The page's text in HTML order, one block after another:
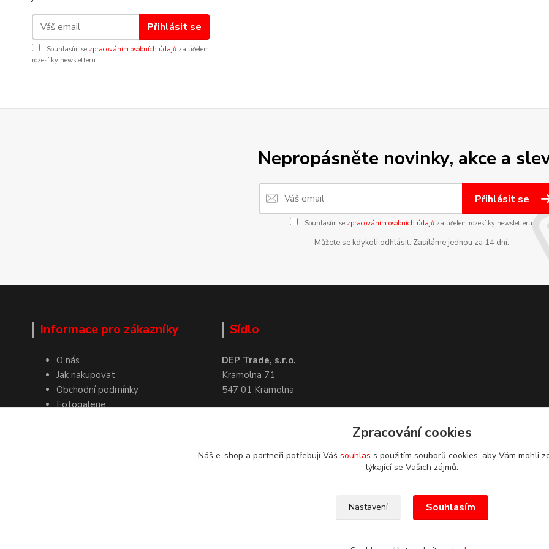
Přihlásit se
Souhlasím se zpracováním osobních údajů za účelem
rozesílky newsletteru.
Nepropásněte novinky, akce a
Přihlásit se
Souhlasím se zpracováním osobních údajůza účelem rozesílky newsletteru.
Můžete se kdykoli odhlásit. Zasíláme jednou za 14 dní.
Informace pro zákazníky
O nás
Jak nakupovat
Obchodní podmínky
Fotogalerie
Sídlo
DEP Trade, s.r.o.
Kramolna 71
547 01 Kramolna
Kde nás najdete, mapa
Zpracování cookies
Náš e-shop a partneři potřebují Váš souhlas s použitím souborů cookies, aby Vám mohli
týkající se Vašich zájmů.
Nastavení Souhlasím